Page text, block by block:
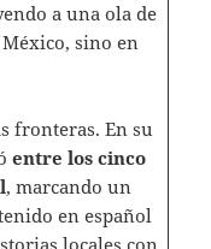
a una ola de
sino en
fronteras. En su
entre los cinco
, marcando un
en español
locales con